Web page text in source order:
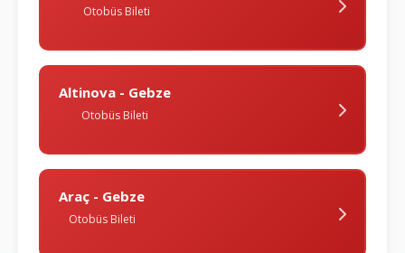
Otobüs Bileti
Altinova - Gebze
Otobüs Bileti
Araç - Gebze
Otobüs Bileti